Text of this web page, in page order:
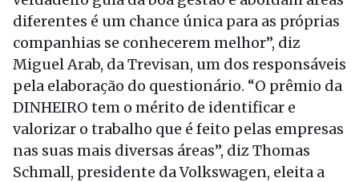
diferentes é um chance única para as próprias
companhias se conhecerem melhor”, diz
Miguel Arab, da Trevisan, um dos responsáveis
pela elaboração do questionário. “O prêmio da
DINHEIRO tem o mérito de identificar e
valorizar o trabalho que é feito pelas empresas
nas suas mais diversas áreas”, diz Thomas
Schmall, presidente da Volkswagen, eleita a